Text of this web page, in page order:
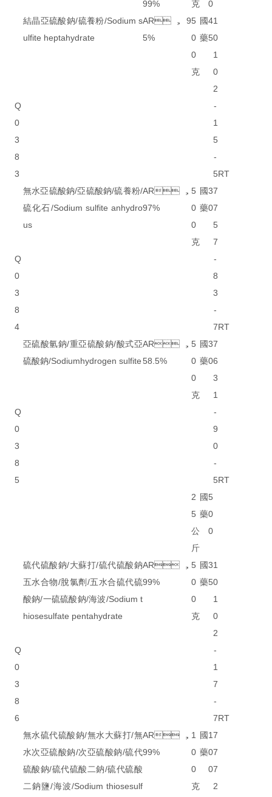
99%
克
0
Q
0
3
8
3
結晶亞硫酸鈉/硫養粉/Sodium s
ulfite heptahydrate
AR，9
5%
5
0
0
克
國
藥
4
5
1
0
1
0
2
-
1
5
-
5RT
Q
0
3
8
4
無水亞硫酸鈉/亞硫酸鈉/硫養粉/
硫化石/Sodium sulfite anhydro
us
AR，
97%
5
0
0
克
國
藥
3
0
7
7
5
7
-
8
3
-
7RT
Q
0
3
8
5
亞硫酸氫鈉/重亞硫酸鈉/酸式亞
硫酸鈉/Sodiumhydrogen sulfite
AR，
58.5%
5
0
0
克
國
藥
3
0
7
6
3
1
-
9
0
-
5RT
2
5
公
斤
國
藥
5
0
0
Q
0
3
8
6
硫代硫酸鈉/大蘇打/硫代硫酸鈉
五水合物/脫氯劑/五水合硫代硫
酸鈉/一硫硫酸鈉/海波/Sodium t
hiosesulfate pentahydrate
AR，
99%
5
0
0
克
國
藥
3
5
1
0
1
0
2
-
1
7
-
7RT
無水硫代硫酸鈉/無水大蘇打/無
水次亞硫酸鈉/次亞硫酸鈉/硫代
硫酸鈉/硫代硫酸二鈉/硫代硫酸
二鈉鹽/海波/Sodium thiosesulf
AR，
99%
1
0
0
克
國
藥
1
0
0
7
7
7
2